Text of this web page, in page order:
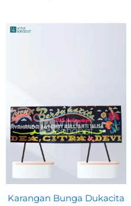
Karangan Bunga Dukacita